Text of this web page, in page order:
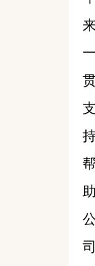
一
支
帮
助
公
司